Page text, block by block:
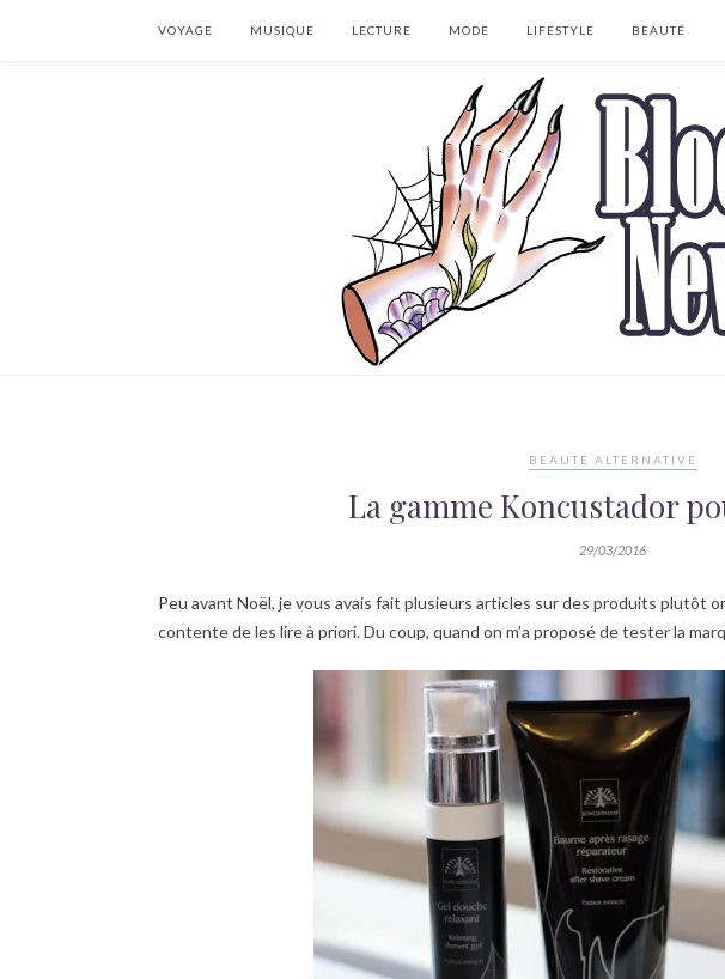
VOYAGE MUSIQUE LECTURE MODE LIFESTYLE BEAUTÉ
BEAUTÉ ALTERNATIVE
La gamme Koncustador
29/03/2016
Peu avant Noël, je vous avais fait plusieurs articles sur des produits plutôt
contente de les lire à priori. Du coup, quand on m’a proposé de tester la